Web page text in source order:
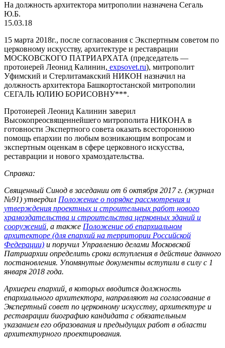
На должность архитектора митрополии назначена Сегаль
Ю.Б.
15.03.18
15 марта 2018г., после согласования с Экспертным советом по
церковному искусству, архитектуре и реставрации
МОСКОВCКОГО ПАТРИАРХАТА (председатель —
протоиерей Леонид Калинин, expsovet.ru), митрополит
Уфимский и Стерлитамакский НИКОН назначил на
должность архитектора Башкортостанской митрополии
СЕГАЛЬ ЮЛИЮ БОРИСОВНУ***.
Протоиерей Леонид Калинин заверил
Высокопреосвященнейшего митрополита НИКОНА в
готовности Экспертного совета оказать всестороннюю
помощь епархии по любым возникающим вопросам и
экспертным оценкам в сфере церковного искусства,
реставрации и нового храмоздательства.
Справка:
Священный Синод в заседании от 6 октября 2017 г. (журнал
№91) утвердил Положение о порядке рассмотрения и
утверждения проектных и строительных работ нового
храмоздательства и строительства церковных зданий и
сооружений , а также Положение об епархиальном
архитекторе (для епархий на территории Российской
Федерации) и поручил Управлению делами Московской
Патриархии определить сроки вступления в действие данного
постановления. Упомянутые документы вступили в силу с 1
января 2018 года.
Архиереи епархий, в которых вводится должность
епархиального архитектора, направляют на согласование в
Экспертный совет по церковному искусству, архитектуре и
реставрации биографию кандидата с обязательным
указанием его образования и предыдущих работ в области
архитектурного проектирования.